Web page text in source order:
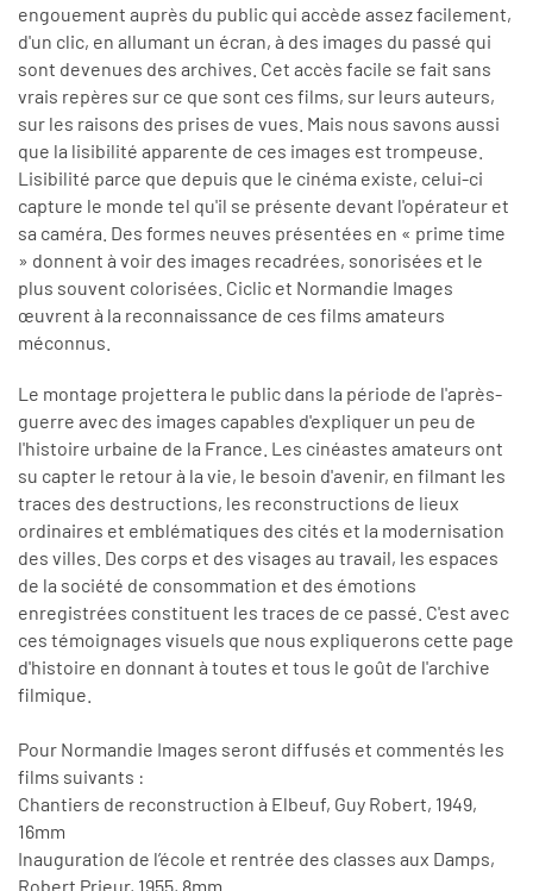
engouement auprès du public qui accède assez facilement,
d'un clic, en allumant un écran, à des images du passé qui
sont devenues des archives. Cet accès facile se fait sans
vrais repères sur ce que sont ces films, sur leurs auteurs,
sur les raisons des prises de vues. Mais nous savons aussi
que la lisibilité apparente de ces images est trompeuse.
Lisibilité parce que depuis que le cinéma existe, celui-ci
capture le monde tel qu'il se présente devant l'opérateur et
sa caméra. Des formes neuves présentées en « prime time
» donnent à voir des images recadrées, sonorisées et le
plus souvent colorisées. Ciclic et Normandie Images
œuvrent à la reconnaissance de ces films amateurs
méconnus.
Le montage projettera le public dans la période de l'après-
guerre avec des images capables d'expliquer un peu de
l'histoire urbaine de la France. Les cinéastes amateurs ont
su capter le retour à la vie, le besoin d'avenir, en filmant les
traces des destructions, les reconstructions de lieux
ordinaires et emblématiques des cités et la modernisation
des villes. Des corps et des visages au travail, les espaces
de la société de consommation et des émotions
enregistrées constituent les traces de ce passé. C'est avec
ces témoignages visuels que nous expliquerons cette page
d'histoire en donnant à toutes et tous le goût de l'archive
filmique.
Pour Normandie Images seront diffusés et commentés les
films suivants :
Chantiers de reconstruction à Elbeuf, Guy Robert, 1949,
16mm
Inauguration de l’école et rentrée des classes aux Damps,
Robert Prieur, 1955, 8mm